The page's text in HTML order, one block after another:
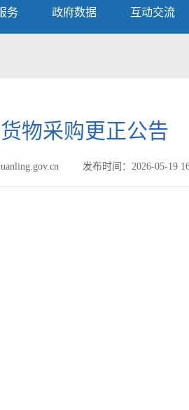
务 政府数据 互动交流
物采购更正公告
发布时间：2026-05-19